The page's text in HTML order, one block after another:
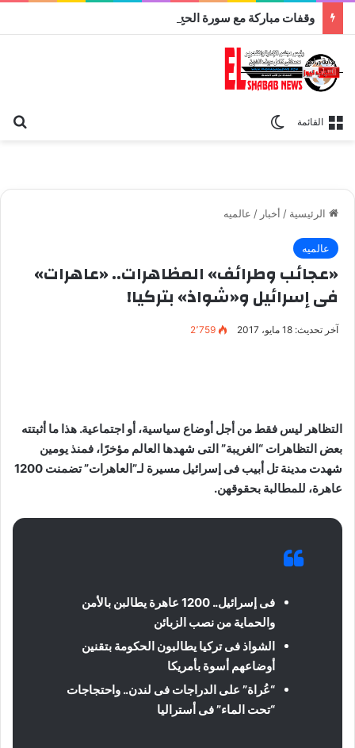
القائمة
الرئيسية / أخبار / عالميه
عالميه
«عجائب وطرائف» المظاهرات.. «عاهرات»
فى إسرائيل و«شواذ» بتركيا!
آخر تحديث: 18 مايو، 2017 2٬759
التظاهر ليس فقط من أجل أوضاع سياسية، أو اجتماعية. هذا ما أثبتته
بعض التظاهرات “الغريبة” التى شهدها العالم مؤخرًا، فمنذ يومين
شهدت مدينة تل أبيب فى إسرائيل مسيرة لـ”العاهرات” تضمنت 1200
عاهرة، للمطالبة بحقوقهن.
فى إسرائيل.. 1200 عاهرة يطالبن بالأمن
والحماية من نصب الزبائن
الشواذ فى تركيا يطالبون الحكومة بتقنين
أوضاعهم أسوة بأمريكا
“عُراة” على الدراجات فى لندن.. واحتجاجات
“تحت الماء” فى أستراليا